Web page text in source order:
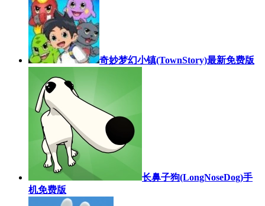
奇妙梦幻小镇(TownStory)最新免费版
长鼻子狗(LongNoseDog)手
机免费版